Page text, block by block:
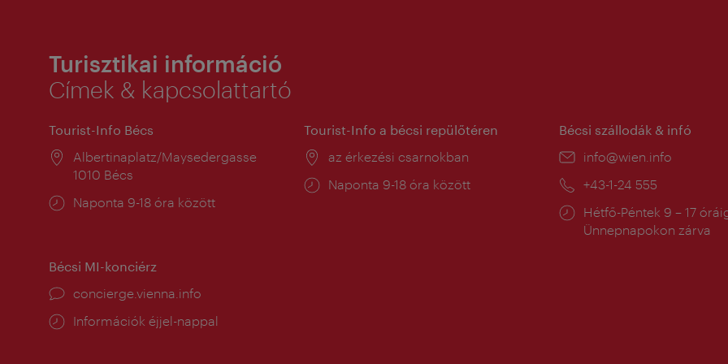
Turisztikai információ
Címek & kapcsolattartó
Tourist-Info Bécs
Helyszín:
Albertinaplatz/Maysedergasse
1010 Bécs
Nyitva
Naponta 9-18 óra között
Tourist-Info a bécsi repülőtéren
Helyszín:
az érkezési csarnokban
Nyitva
Naponta 9-18 óra között
Bécsi szállodák & infó
E-
info@wien.info
Telefon:
+43-1-24 555
Nyitva
tartás:
Hétfő-Péntek 9 – 17
Ünnepnapokon zárva
Bécsi MI-konciérz
concierge.vienna.info
Információk éjjel-nappal